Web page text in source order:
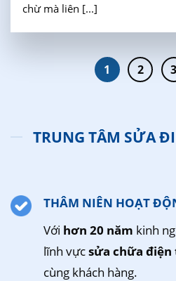
chừ mà liên [...]
1 2 3
TRUNG TÂM SỬA
THÂM NIÊN HOẠT
Với hơn 20 năm kinh
lĩnh vựcsửa chữa
cùng khách hàng.